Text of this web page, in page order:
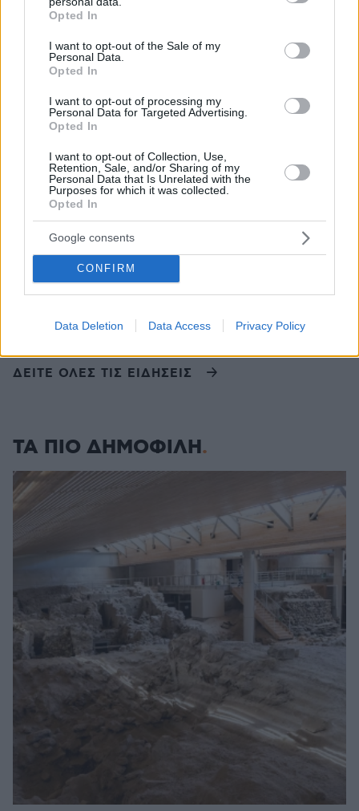
grant or deny consent to Google and its third-party tags to
use your data for below specified purposes in below Google
consent section.
Opted In
I want to opt-out of the Sale of my
Personal Data.
Opted In
I want to opt-out of processing my
Personal Data for Targeted Advertising.
Opted In
I want to opt-out of Collection, Use,
Retention, Sale, and/or Sharing of my
Personal Data that Is Unrelated with the
Purposes for which it was collected.
Opted In
Google consents
CONFIRM
Data Deletion Data Access Privacy Policy
Η Τουρκία ζητά μορατόριουμ Ρωσίας - Ουκρανίας στις
επιθέσεις κατά εμπορικών πλοίων στη Μαύρη Θάλασσα
Βουλγαρία: Drone με μεγάλη ποσότητα εκρηκτικών
συνετρίβη κοντά σε αγωγό φυσικού αερίου - Η Σόφια
κατηγορεί το Κίεβο
πριν 23 λεπτά
Αποξηραμένα λεμόνια (loomi) – Πώς χρησιμοποιούνται
και γιατί αξίζει να τα δοκιμάσετε
πριν 23 λεπτά
Συνελήφθη 24χρονος για ενδοοικογενειακή βία στα
Χανιά: 17χρονη κατήγγειλε ότι την κλείδωσε σε σπίτι
πριν 29 λεπτά
Χίος: 6 ανέγγιχτες παραλίες στη δυτική πλευρά της που
αξίζει να ανακαλύψετε
πριν 31 λεπτά
μπορεί να δώσει πίσω έναν από τους νεκρούς του
πριν 34 λεπτά
ΔΕΙΤΕ ΟΛΕΣ ΤΙΣ ΕΙΔΗΣΕΙΣ
ΤΑ ΠΙΟ ΔΗΜΟΦΙΛΗ